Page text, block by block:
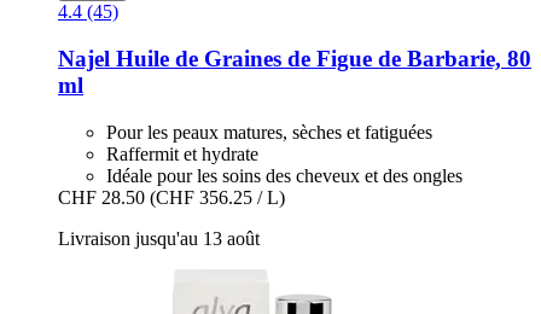
4.4 (45)
Najel Huile de Graines de Figue de Barbarie, 80
ml
Pour les peaux matures, sèches et fatiguées
Raffermit et hydrate
Idéale pour les soins des cheveux et des ongles
CHF 28.50 (CHF 356.25 / L)
Livraison jusqu'au 13 août